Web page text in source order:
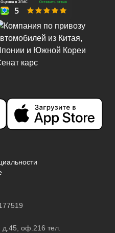
д.45, оф.216 тел.